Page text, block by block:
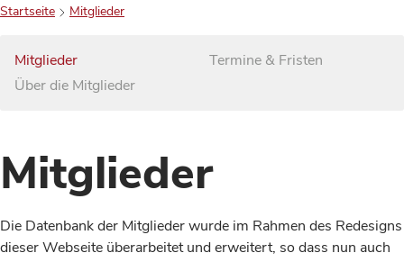
Startseite Mitglieder
Mitglieder
Über die Mitglieder
Termine & Fristen
Mitglieder
Die Datenbank der Mitglieder wurde im Rahmen des Redesigns
dieser Webseite überarbeitet und erweitert, so dass nun auch